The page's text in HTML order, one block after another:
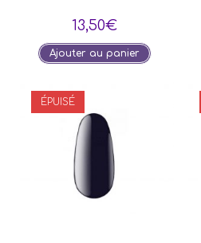
13,50€
Ajouter au panier
ÉPUISÉ